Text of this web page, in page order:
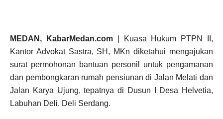
MEDAN, KabarMedan.com| Kuasa Hukum PTPN II,
Kantor Advokat Sastra, SH, MKn diketahui mengajukan
surat permohonan bantuan personil untuk pengamanan
dan pembongkaran rumah pensiunan di Jalan Melati dan
Jalan Karya Ujung, tepatnya di Dusun I Desa Helvetia,
Labuhan Deli, Deli Serdang.